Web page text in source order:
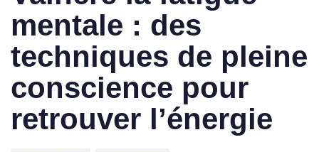
mentale : des
techniques de pleine
conscience pour
retrouver l’énergie